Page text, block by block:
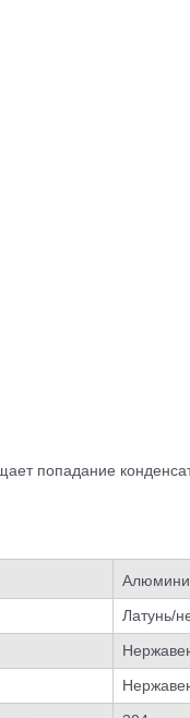
попадание
Латунь/